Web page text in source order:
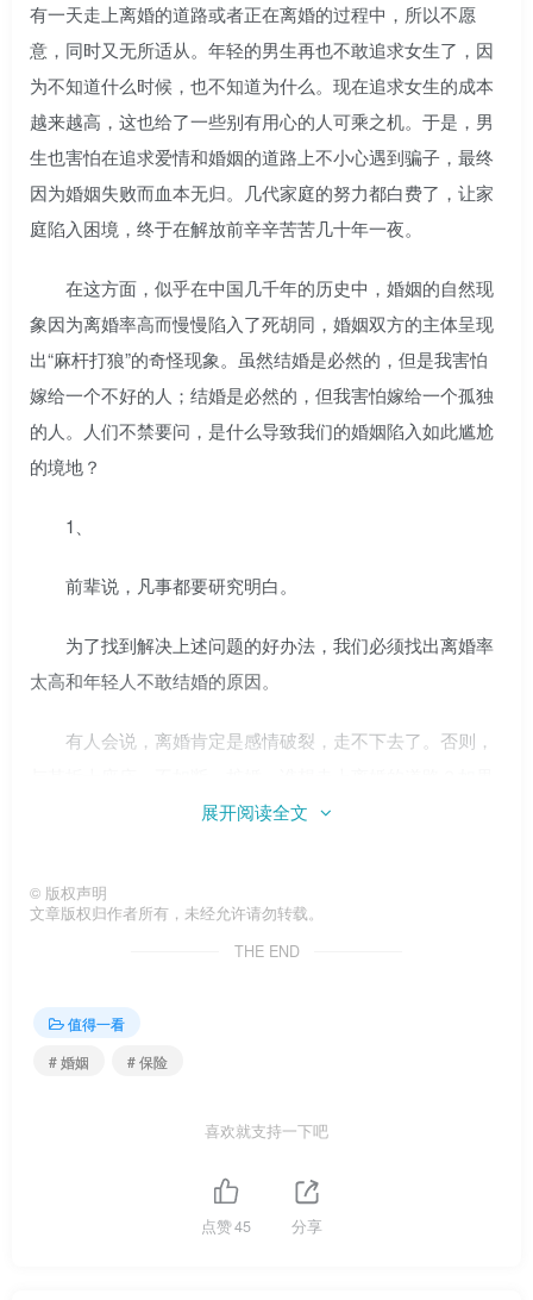
有一天走上离婚的道路或者正在离婚的过程中，所以不愿
意，同时又无所适从。年轻的男生再也不敢追求女生了，因
为不知道什么时候，也不知道为什么。现在追求女生的成本
越来越高，这也给了一些别有用心的人可乘之机。于是，男
生也害怕在追求爱情和婚姻的道路上不小心遇到骗子，最终
因为婚姻失败而血本无归。几代家庭的努力都白费了，让家
庭陷入困境，终于在解放前辛辛苦苦几十年一夜。
在这方面，似乎在中国几千年的历史中，婚姻的自然现
象因为离婚率高而慢慢陷入了死胡同，婚姻双方的主体呈现
出“麻杆打狼”的奇怪现象。虽然结婚是必然的，但是我害怕
嫁给一个不好的人；结婚是必然的，但我害怕嫁给一个孤独
的人。人们不禁要问，是什么导致我们的婚姻陷入如此尴尬
的境地？
1、
前辈说，凡事都要研究明白。
为了找到解决上述问题的好办法，我们必须找出离婚率
太高和年轻人不敢结婚的原因。
有人会说，离婚肯定是感情破裂，走不下去了。否则，
是这样，那就好办了。以后可以立法禁止离婚，就没事了。
了。
这时候有人会说这不人道。但是你知道我们现在面临的
侣都是先谈恋爱再结婚，所以感情基础应该还是不错的。感
至于年轻人害怕结婚，从表面上看，很大程度上是因为
离婚率高，因为耳边的离婚案件太多，导致对离婚的恐惧。
但进一步讨论，我们就能看出，离婚一定是因为婚姻关系太
展开阅读全文
© 版权声明
文章版权归作者所有，未经允许请勿转载。
THE END
值得一看
# 婚姻
# 保险
喜欢就支持一下吧
点赞45 分享